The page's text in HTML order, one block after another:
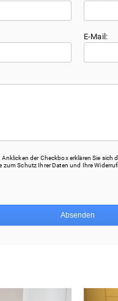
E-Mail:
der Checkbox erklären Sie
Schutz Ihrer Daten und Ihre
Absenden